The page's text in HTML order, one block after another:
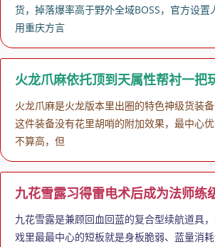
货，掉落爆率高于野外全域BOSS，官方设
用重庆方言
火龙爪麻依托顶到天属性帮衬一把
火龙爪麻是火龙版本里出圈的特色神级货装
这件装备没有花里胡哨的附加效果，最中心
不算高，但
九花雪露习得雷电术后成为法师练
九花雪露是兼顾回血回蓝的复合型续航道具
戏里最最中心的短板就是身板脆弱、蓝量消